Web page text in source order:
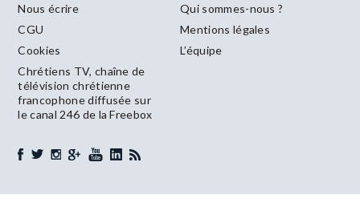
Nous écrire
Qui sommes-nous ?
CGU
Mentions légales
Cookies
L’équipe
Chrétiens TV, chaîne de
télévision chrétienne
francophone diffusée sur
le canal 246 de la Freebox